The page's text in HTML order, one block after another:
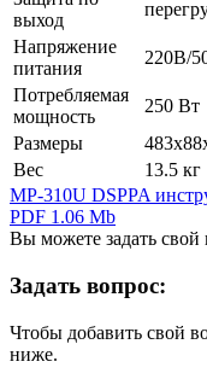
выход
Напряжение
питания
220В/
Потребляемая
мощность
250 Вт
Размеры
Вес
13.5 кг
MP-310U DSPPA
PDF 1.06 Mb
Вы можете задать свой
Задать вопрос:
Чтобы добавить свой
ниже.